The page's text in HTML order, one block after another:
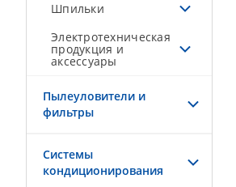
Шпильки
Электротехническая
продукция и
аксессуары
Пылеуловители и
фильтры
Системы
кондиционирования